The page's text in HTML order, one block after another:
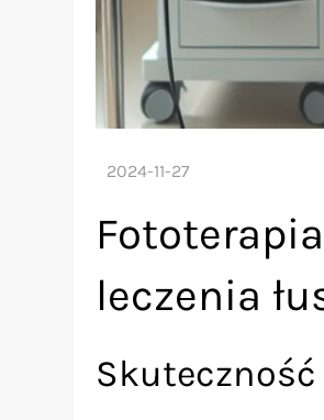
leczenia